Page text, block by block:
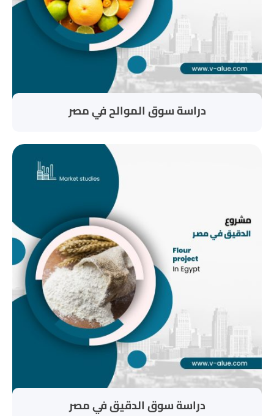
دراسة سوق الموالح في مصر
دراسة سوق الدقيق في مصر